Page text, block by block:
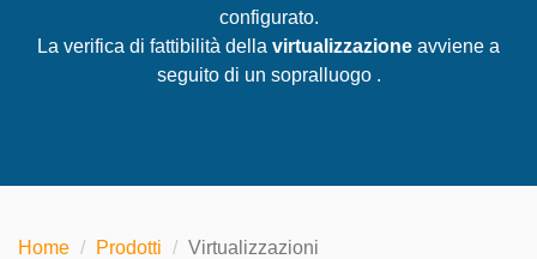
configurato.
La verifica di fattibilità della virtualizzazione avviene a
seguito di un sopralluogo .
Home Prodotti Virtualizzazioni